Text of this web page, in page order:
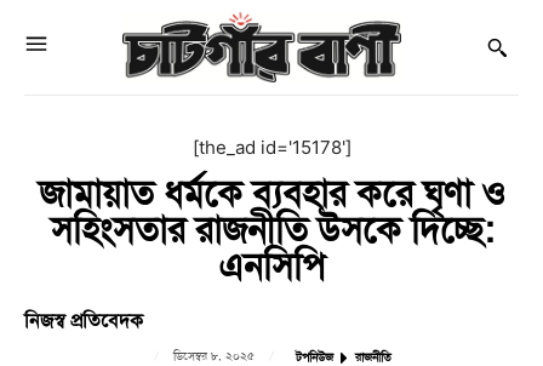
[the_ad id='15178']
জামায়াত ধর্মকে ব্যবহার করে ঘৃণা ও
সহিংসতার রাজনীতি উসকে দিচ্ছে:
এনসিপি
নিজস্ব প্রতিবেদক
ডিসেম্বর ৮, ২০২৫ টপনিউজ রাজনীতি